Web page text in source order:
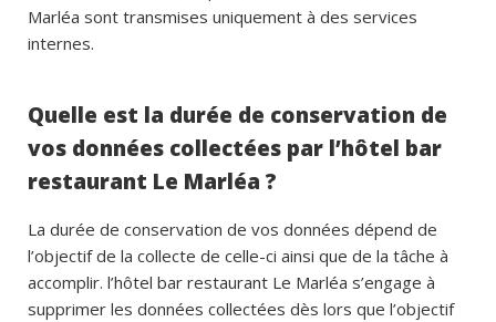
Marléa sont transmises uniquement à des services
internes.
Quelle est la durée de conservation de
vos données collectées par l’hôtel bar
restaurant Le Marléa ?
La durée de conservation de vos données dépend de
l’objectif de la collecte de celle-ci ainsi que de la tâche à
accomplir. l’hôtel bar restaurant Le Marléa s’engage à
supprimer les données collectées dès lors que l’objectif